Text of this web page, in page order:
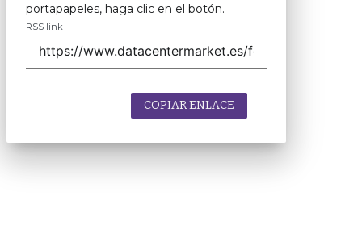
portapapeles, haga clic en el botón.
RSS link
COPIAR ENLACE